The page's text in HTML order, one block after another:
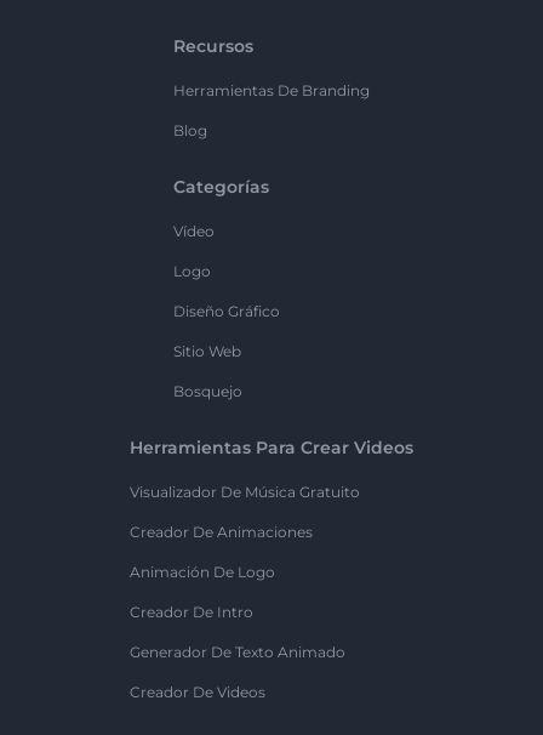
Recursos
Herramientas De Branding
Blog
Categorías
Vídeo
Logo
Diseño Gráfico
Sitio Web
Bosquejo
Herramientas Para Crear Videos
Visualizador De Música Gratuito
Creador De Animaciones
Animación De Logo
Creador De Intro
Generador De Texto Animado
Creador De Videos